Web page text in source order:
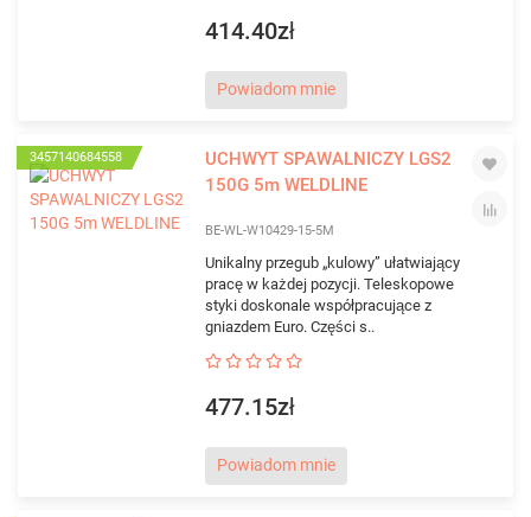
414.40zł
Powiadom mnie
3457140684558
UCHWYT SPAWALNICZY LGS2
150G 5m WELDLINE
BE-WL-W10429-15-5M
Unikalny przegub „kulowy” ułatwiający
pracę w każdej pozycji. Teleskopowe
styki doskonale współpracujące z
gniazdem Euro. Części s..
477.15zł
Powiadom mnie